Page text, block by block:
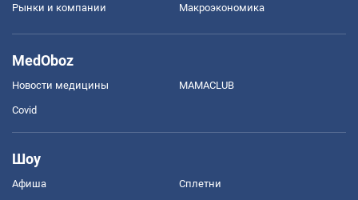
Рынки и компании Mакроэкономика
MedOboz
Новости медицины MAMACLUB
Covid
Шоу
Афиша Сплетни